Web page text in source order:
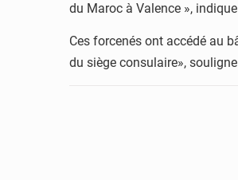
du Maroc à Valence »,
Ces forcenés ont accédé au
du siège consulaire»,